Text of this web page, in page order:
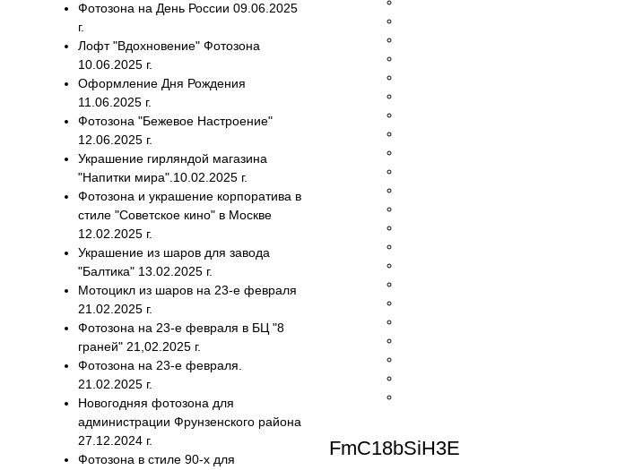
Фотозона на День России 09.06.2025
г.
Лофт "Вдохновение" Фотозона
10.06.2025 г.
Оформление Дня Рождения
11.06.2025 г.
Фотозона "Бежевое Настроение"
12.06.2025 г.
Украшение гирляндой магазина
"Напитки мира".10.02.2025 г.
Фотозона и украшение корпоратива в
стиле "Советское кино" в Москве
12.02.2025 г.
Украшение из шаров для завода
"Балтика" 13.02.2025 г.
Мотоцикл из шаров на 23-е февраля
21.02.2025 г.
Фотозона на 23-е февраля в БЦ "8
граней" 21,02.2025 г.
Фотозона на 23-е февраля.
21.02.2025 г.
Новогодняя фотозона для
администрации Фрунзенского района
27.12.2024 г.
Фотозона в стиле 90-х для
FmC18bSiH3E